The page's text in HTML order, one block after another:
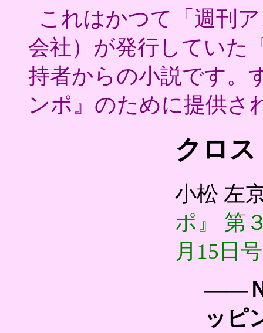
これはかつて「週刊
会社）が発行していた
持者からの小説です。
ンポ』のために提供さ
クロ
小松 左
ポ』
第
月 15 日
――Ｎ
ッピ